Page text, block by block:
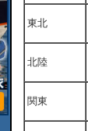
東北
北陸
関東